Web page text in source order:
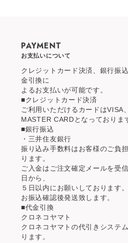
PAYMENT
お支払いについて
クレジットカード決済、銀行振
金引換に
よるお支払いが可能です。
■クレジットカード決済
ご利用いただけるカードはVISA、
MASTER CARDとなっておりま
■銀行振込
・三井住友銀行
振り込み手数料はお客様のご負
ります。
ご入金はご注文確定メールを受
日から、
５日以内にお願いしております。
お振込確認後発送致します。
■代金引換
クロネコヤマト
クロネコヤマトの代引きシステ
ります。